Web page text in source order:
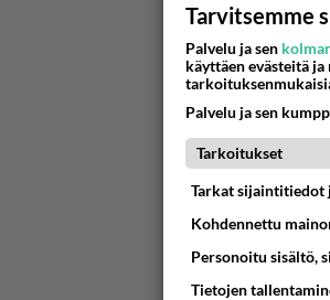
olen
Tarvitsemme
Palvelu ja sen
käyttäen evästeitä
Palvelu ja sen
Tarkoitukset
Tarkat sijaintitiedot
Kohdennettu
Personoitu sisältö,
Tietojen